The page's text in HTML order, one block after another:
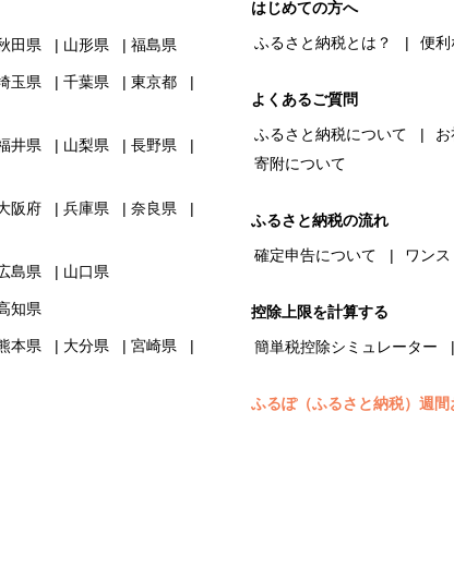
田県 山形県 福島県
玉県 千葉県
東京都
井県 山梨県
長野県
阪府 兵庫県
奈良県
島県 山口県
知県
本県 大分県
宮崎県
はじめての方へ
ふるさと納税とは？
便利
よくあるご質問
ふるさと納税について
寄附について
ふるさと納税の流れ
確定申告について
ワン
控除上限を計算する
簡単税控除シミュレーター
ふるぽ（ふるさと納税）週